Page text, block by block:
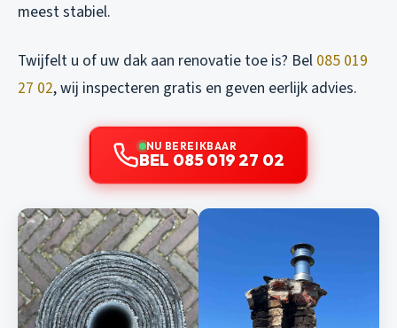
meest stabiel.
Twijfelt u of uw dak aan renovatie toe is? Bel 085 019
27 02, wij inspecteren gratis en geven eerlijk advies.
NU BEREIKBAAR
BEL 085 019 27 02